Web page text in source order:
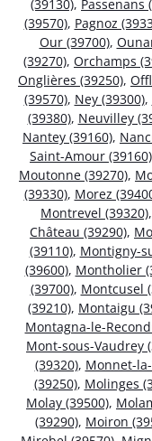
(39130), Passenans
(39570), Pagnoz
Our (39700),
(39270), Orchamps
Onglières (39250),
(39570), Ney (39300),
(39380), Neuvilley
Nantey (39160),
Saint-Amour (39160)
Moutonne (39270),
(39330), Morez
Montrevel (39320),
Château (39290),
(39110), Montigny-
(39600), Montholier
(39700), Montcusel
(39210), Montaigu
Montagna-le-
Mont-sous-Vaudrey
(39320), Monnet-
(39250), Molinges
Molay (39500),
(39290), Moiron